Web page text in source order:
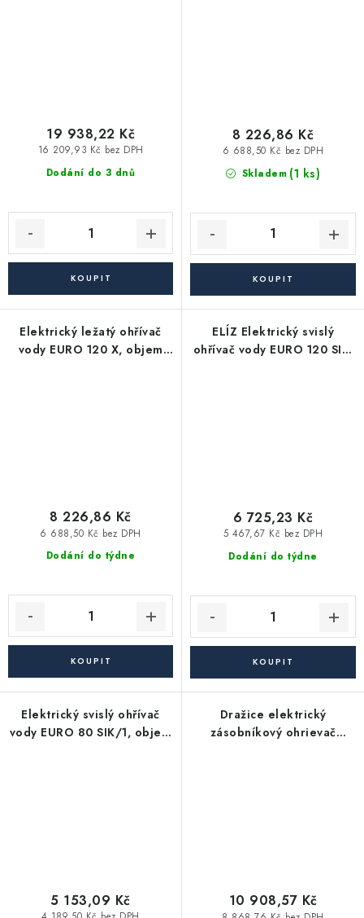
Dodání do 3 dnů
16 209,93 Kč bez DPH
19 938,22 Kč
Skladem (1 ks)
6 688,50 Kč bez DPH
8 226,86 Kč
Elektrický ležatý ohřívač
vody EURO 120 X, objem
Dodání do týdne
6 688,50 Kč bez DPH
8 226,86 Kč
ELÍZ Elektrický svislý
ohřívač vody EURO 120 SIK,
Dodání do týdne
5 467,67 Kč bez DPH
6 725,23 Kč
Elektrický svislý ohřívač
vody EURO 80 SIK/1, objem
5 153,09 Kč
Dražice elektrický
zásobníkový ohrievač
10 908,57 Kč